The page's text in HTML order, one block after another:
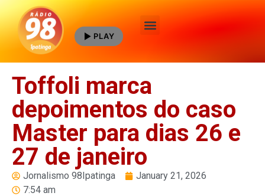
PLAY
Toffoli marca
depoimentos do caso
Master para dias 26 e
27 de janeiro
Jornalismo 98Ipatinga
January 21, 2026
7:54 am